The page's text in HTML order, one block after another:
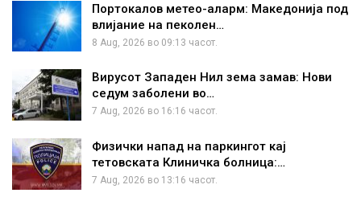
Портокалов метео-аларм: Македонија под
влијание на пеколен…
8 Aug, 2026 во 09:13 часот.
Вирусот Западен Нил зема замав: Нови
седум заболени во…
7 Aug, 2026 во 16:16 часот.
Физички напад на паркингот кај
тетовската Клиничка болница:…
7 Aug, 2026 во 13:16 часот.